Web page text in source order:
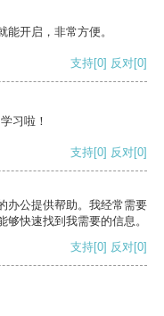
开启，非常方便。
支持[0] 反对[0]
习啦！
支持[0] 反对[0]
办公提供帮助。我经常需要
快速找到我需要的信息。
支持[0] 反对[0]